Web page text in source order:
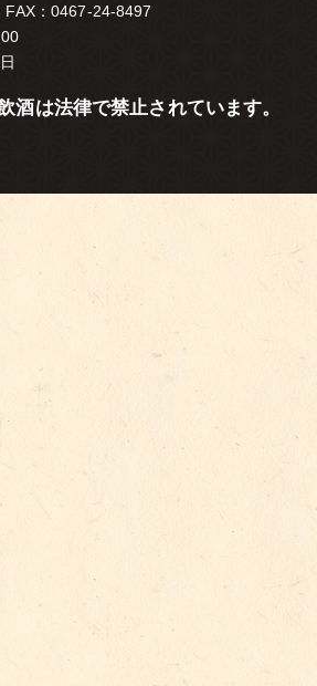
：0467-24-8497
酒は法律で禁止されています。